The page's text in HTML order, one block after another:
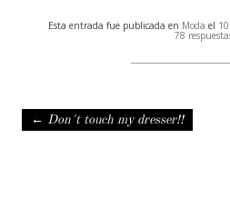
Esta entrada fue publicada en Moda el
78
Navegación de entradas
← Don´t touch my dresser!!